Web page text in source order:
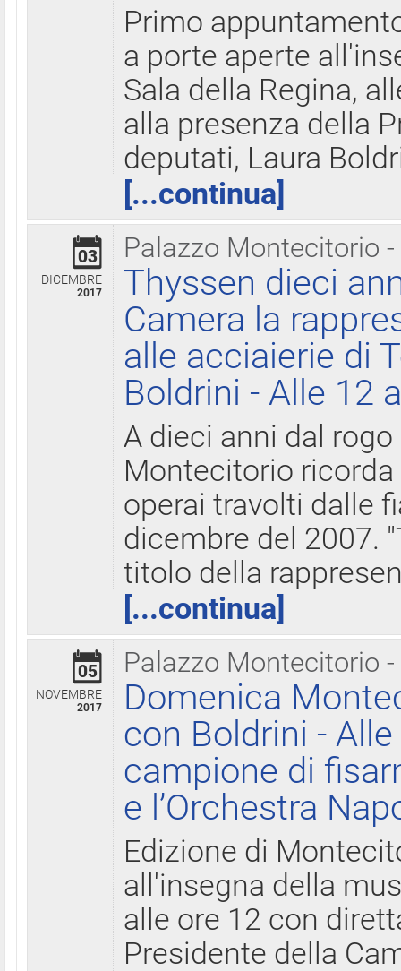
Primo
a porte aperte
Sala della Regina,
alla presenza della
deputati, Laura
[...continua]
Palazzo Montecitorio
03
DICEMBRE
2017
Thyssen dieci
Camera la
alle acciaierie di
Boldrini - Alle 12
A dieci anni dal
Montecitorio
operai travolti dalle
dicembre del 2007.
titolo della
[...continua]
Palazzo Montecitorio
05
NOVEMBRE
2017
Domenica
con Boldrini -
campione di
e l’Orchestra
Edizione di
all'insegna della
alle ore 12 con
Presidente della